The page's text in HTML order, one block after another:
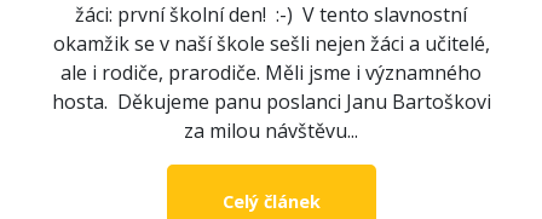
žáci: první školní den! :-) V tento slavnostní
okamžik se v naší škole sešli nejen žáci a učitelé,
ale i rodiče, prarodiče. Měli jsme i významného
hosta. Děkujeme panu poslanci Janu Bartoškovi
za milou návštěvu...
Celý článek